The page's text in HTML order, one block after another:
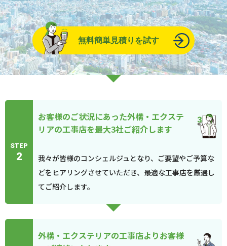
無料簡単見積りを試す
STEP
2
お客様のご状況にあった外構・エクステ
リアの工事店を最大3社ご紹介します
我々が皆様のコンシェルジュとなり、ご要望やご予算な
どをヒアリングさせていただき、最適な工事店を厳選し
てご紹介します。
外構・エクステリアの工事店よりお客様